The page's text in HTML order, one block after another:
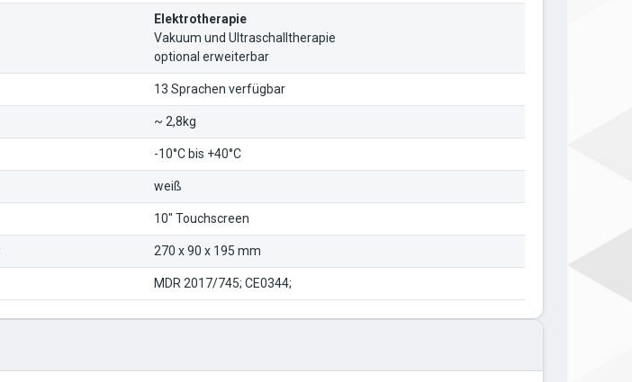
Elektrotherapie
Vakuum und Ultraschalltherapie
optional erweiterbar
13 Sprachen verfügbar
~ 2,8kg
-10°C bis +40°C
weiß
10" Touchscreen
270 x 90 x 195 mm
MDR 2017/745; CE0344;